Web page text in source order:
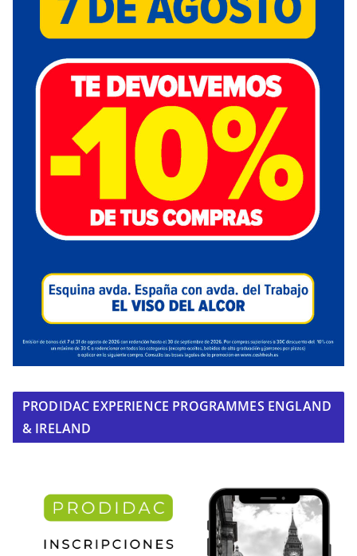
PRODIDAC EXPERIENCE PROGRAMMES ENGLAND
& IRELAND